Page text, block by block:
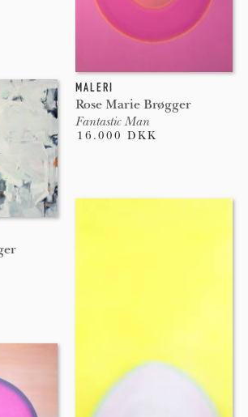
MALERI
Rose Marie Brøgger
Fantastic Man
16.000 DKK